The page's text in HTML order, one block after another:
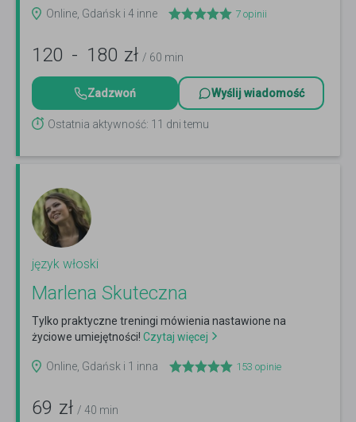
Online, Gdańsk i 4 inne 7 opinii
120 - 180 zł / 60 min
Zadzwoń Wyślij wiadomość
Ostatnia aktywność: 11 dni temu
język włoski
Marlena Skuteczna
Tylko praktyczne treningi mówienia nastawione na
życiowe umiejętności! Czytaj więcej
Online, Gdańsk i 1 inna 153 opinie
69 zł / 40 min